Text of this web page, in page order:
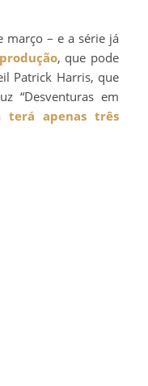
março – e a série já
, que pode
Patrick Harris, que
“Desventuras em
terá apenas três